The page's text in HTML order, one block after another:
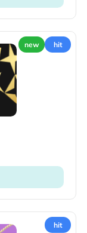
new hit
hit